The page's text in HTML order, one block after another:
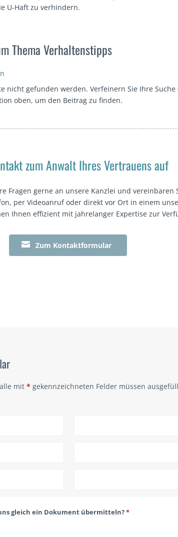
U-Haft zu verhindern.
Thema Verhaltenstipps
nicht gefunden werden. Verfeinern Sie Ihre Suche
oben, um den Beitrag zu finden.
zum Anwalt Ihres Vertrauens auf
Fragen gerne an unsere Kanzlei und vereinbaren
per Videoanruf oder direkt vor Ort in einem
Ihnen effizient mit jahrelanger Expertise zur
 Zum Kontaktformular
alle mit* gekennzeichneten Felder müssen
gleich ein Dokument übermitteln?*